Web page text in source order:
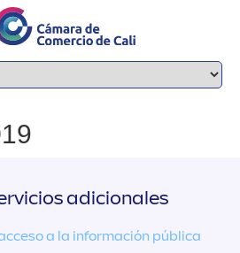
adicionales
a la información pública